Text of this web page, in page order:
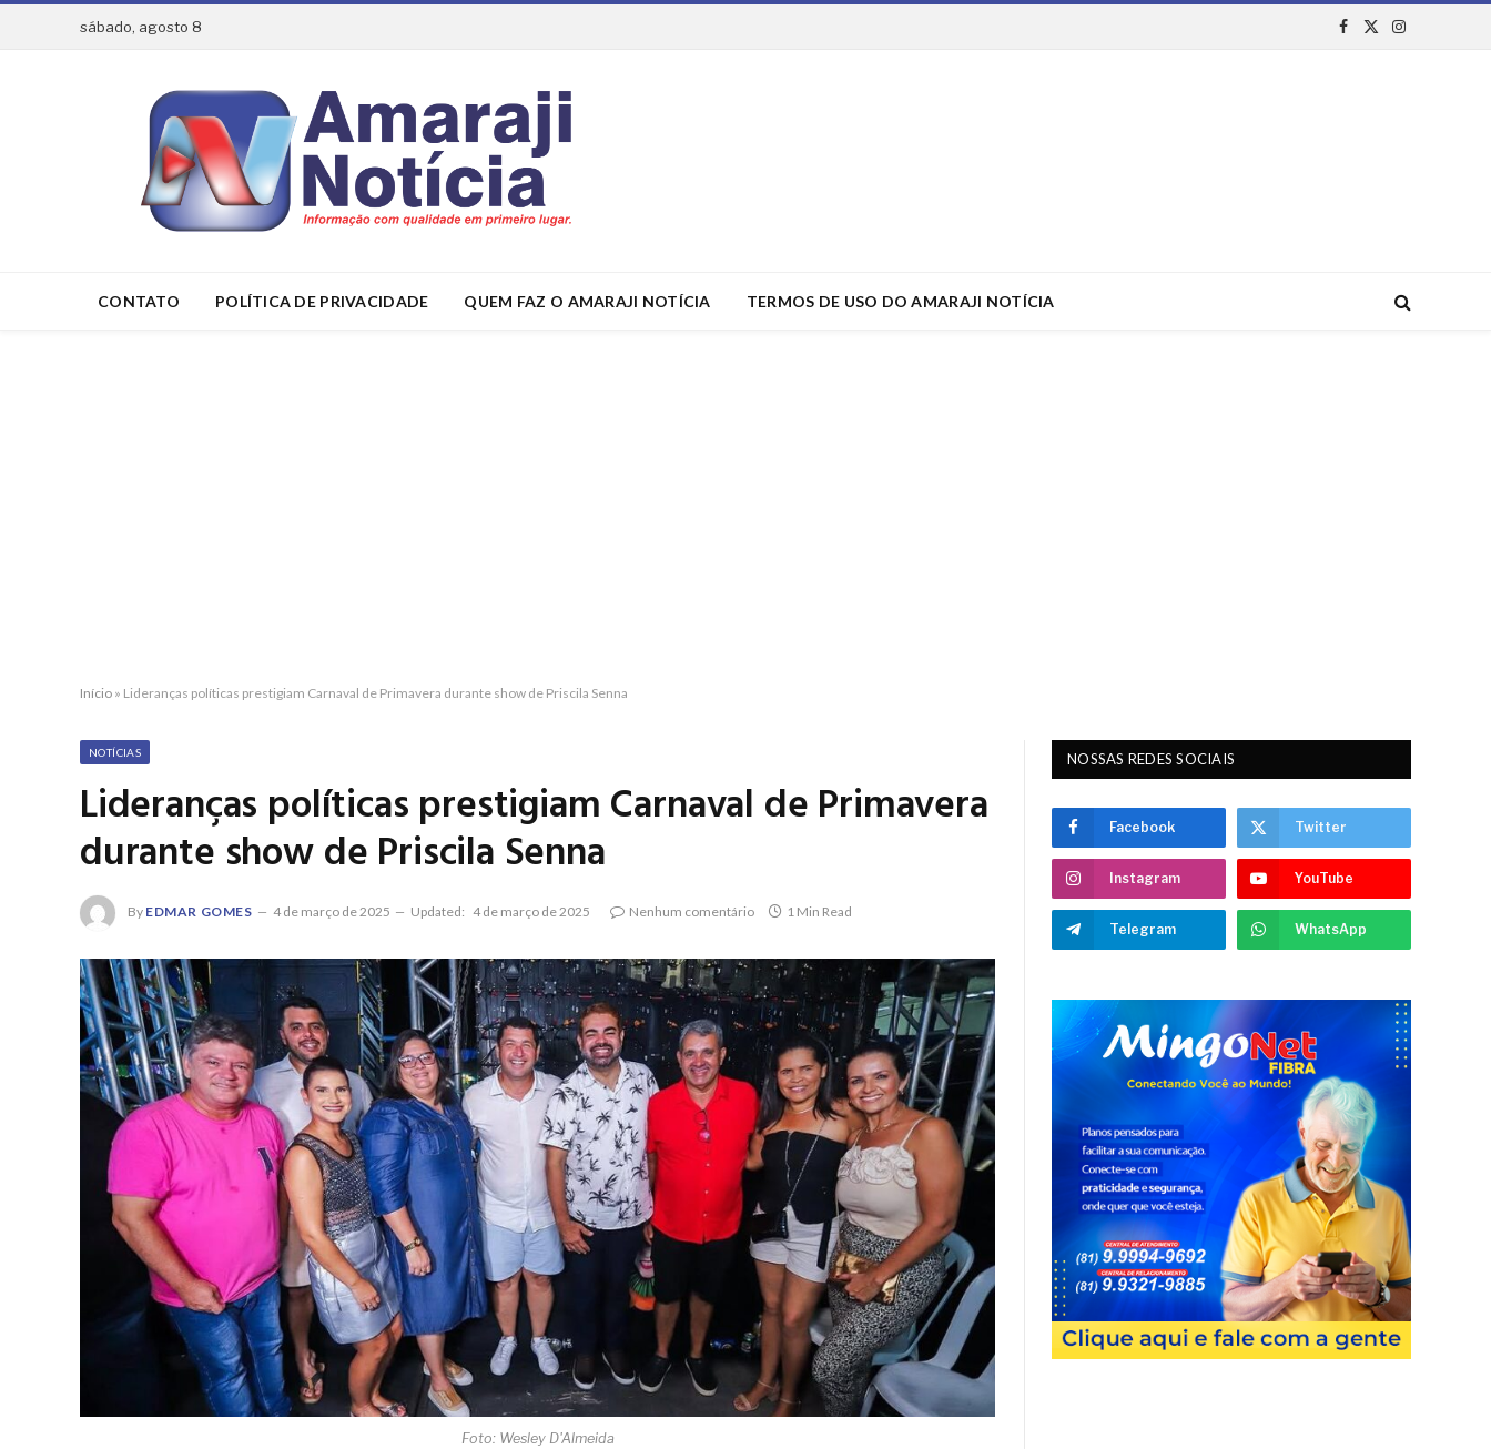
sábado, agosto 8
Facebook
X
Instagram
CONTATO POLÍTICA DE PRIVACIDADE QUEM FAZ O AMARAJI NOTÍCIA TERMOS DE USO DO AMARAJI NOTÍCIA
Início » Lideranças políticas prestigiam Carnaval de Primavera durante show de Priscila Senna
NOTÍCIAS
Lideranças políticas prestigiam Carnaval de Primavera
durante show de Priscila Senna
By EDMAR GOMES 4 de março de 2025 Updated: 4 de março de 2025 Nenhum comentário 1 Min Read
Foto: Wesley D'Almeida
NOSSAS REDES SOCIAIS
Facebook Twitter
Instagram YouTube
Telegram WhatsApp